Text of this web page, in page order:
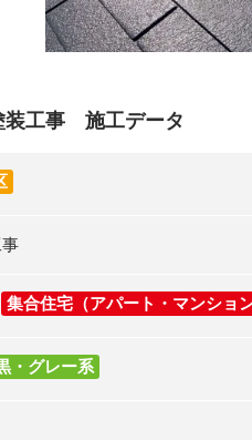
工事 施工データ
集合住宅（アパート・マンション
・グレー系